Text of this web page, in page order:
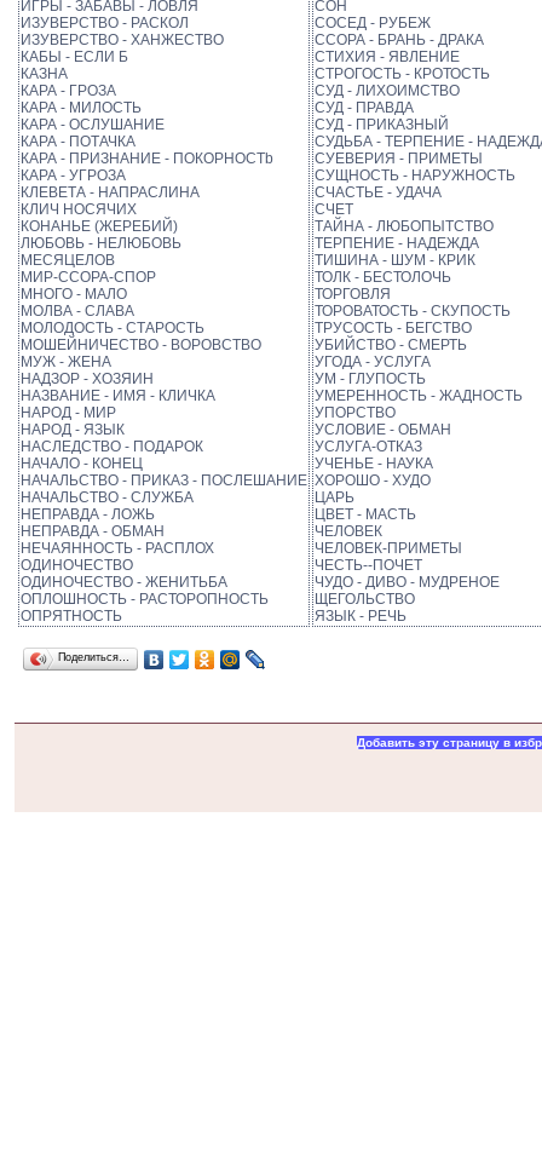
ИГРЫ - ЗАБАВЫ - ЛОВЛЯ
ИЗУВЕРСТВО - РАСКОЛ
ИЗУВЕРСТВО - ХАНЖЕСТВО
КАБЫ - ЕСЛИ Б
КАЗНА
КАРА - ГРОЗА
КАРА - МИЛОСТЬ
КАРА - ОСЛУШАНИЕ
КАРА - ПОТАЧКА
КАРА - ПРИЗНАНИЕ - ПОКОPHOCTb
КАРА - УГРОЗА
КЛЕВЕТА - НАПРАСЛИНА
КЛИЧ НОСЯЧИХ
КОНАНЬЕ (ЖЕРЕБИЙ)
ЛЮБОВЬ - НЕЛЮБОВЬ
МЕСЯЦЕЛОВ
МИР-ССОРА-СПОР
МНОГО - МАЛО
МОЛВА - СЛАВА
МОЛОДОСТЬ - СТАРОСТЬ
МОШЕЙНИЧЕСТВО - ВОРОВСТВО
МУЖ - ЖЕНА
НАДЗОР - ХОЗЯИН
НАЗВАНИЕ - ИМЯ - КЛИЧКА
НАРОД - МИР
НАРОД - ЯЗЫК
НАСЛЕДСТВО - ПОДАРОК
НАЧАЛО - КОНЕЦ
НАЧАЛЬСТВО - ПРИКАЗ - ПОCЛEШАНИЕ
НАЧАЛЬСТВО - СЛУЖБА
НЕПРАВДА - ЛОЖЬ
НЕПРАВДА - ОБМАН
НЕЧАЯННОСТЬ - РАСПЛОХ
ОДИНОЧЕСТВО
ОДИНОЧЕСТВО - ЖЕНИТЬБА
ОПЛОШНОСТЬ - РАСТОРОПНОСТЬ
ОПРЯТНОСТЬ
СОН
СОСЕД - РУБЕЖ
ССОРА - БРАНЬ - ДРАКА
СТИХИЯ - ЯВЛЕНИЕ
СТРОГОСТЬ - КРОТОСТЬ
СУД - ЛИХОИМСТВО
СУД - ПРАВДА
СУД - ПРИКАЗНЫЙ
СУДЬБА - ТЕРПЕНИЕ -
СУЕВЕРИЯ - ПРИМЕТЫ
СУЩНОСТЬ - НАРУЖНОСТЬ
СЧАСТЬЕ - УДАЧА
СЧЕТ
ТАЙНА - ЛЮБОПЫТСТВО
ТЕРПЕНИЕ - НАДЕЖДА
ТИШИНА - ШУМ - КРИК
ТОЛК - БЕСТОЛОЧЬ
ТОРГОВЛЯ
ТОРОВАТОСТЬ - СКУПОСТЬ
ТРУСОСТЬ - БЕГСТВО
УБИЙСТВО - СМЕРТЬ
УГОДА - УСЛУГА
УМ - ГЛУПОСТЬ
УМЕРЕННОСТЬ - ЖАДНОСТЬ
УПОРСТВО
УСЛОВИЕ - ОБМАН
УСЛУГА-ОТКАЗ
УЧЕНЬЕ - НАУКА
ХОРОШО - ХУДО
ЦАРЬ
ЦВЕТ - МАСТЬ
ЧЕЛОВЕК
ЧЕЛОВЕК-ПРИМЕТЫ
ЧЕСТЬ--ПОЧЕТ
ЧУДО - ДИВО - МУДРЕНОЕ
ЩЕГОЛЬСТВО
ЯЗЫК - РЕЧЬ
Поделиться…
Добавить эту страницу в